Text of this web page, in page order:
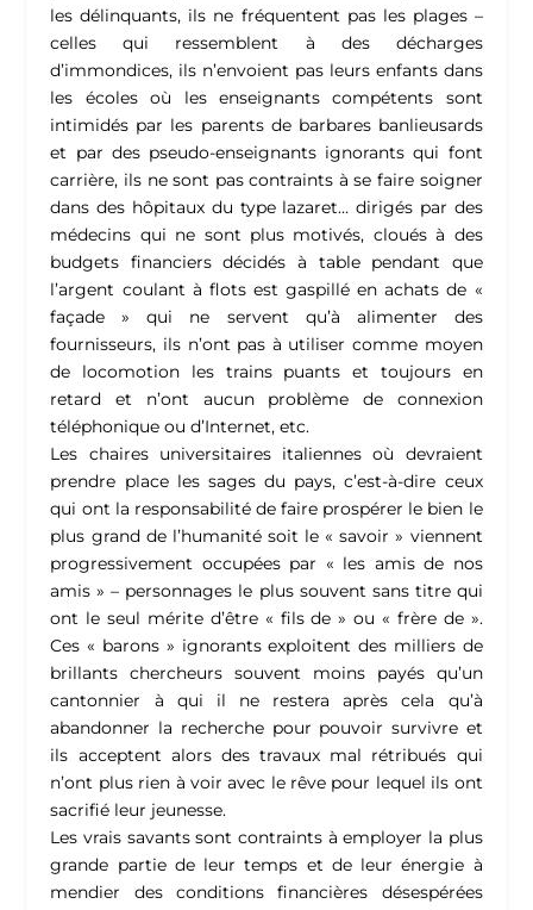
les délinquants, ils ne fréquentent pas les plages –
celles qui ressemblent à des décharges
d’immondices, ils n’envoient pas leurs enfants dans
les écoles où les enseignants compétents sont
intimidés par les parents de barbares banlieusards
et par des pseudo-enseignants ignorants qui font
carrière, ils ne sont pas contraints à se faire soigner
dans des hôpitaux du type lazaret… dirigés par des
médecins qui ne sont plus motivés, cloués à des
budgets financiers décidés à table pendant que
l’argent coulant à flots est gaspillé en achats de «
façade » qui ne servent qu’à alimenter des
fournisseurs, ils n’ont pas à utiliser comme moyen
de locomotion les trains puants et toujours en
retard et n’ont aucun problème de connexion
téléphonique ou d’Internet, etc.
Les chaires universitaires italiennes où devraient
prendre place les sages du pays, c’est-à-dire ceux
qui ont la responsabilité de faire prospérer le bien le
plus grand de l’humanité soit le « savoir » viennent
progressivement occupées par « les amis de nos
amis » – personnages le plus souvent sans titre qui
ont le seul mérite d’être « fils de » ou « frère de ».
Ces « barons » ignorants exploitent des milliers de
brillants chercheurs souvent moins payés qu’un
cantonnier à qui il ne restera après cela qu’à
abandonner la recherche pour pouvoir survivre et
ils acceptent alors des travaux mal rétribués qui
n’ont plus rien à voir avec le rêve pour lequel ils ont
sacrifié leur jeunesse.
Les vrais savants sont contraints à employer la plus
grande partie de leur temps et de leur énergie à
mendier des conditions financières désespérées